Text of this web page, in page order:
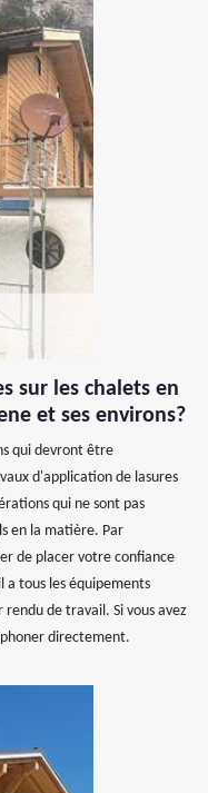
sur les chalets en
et ses environs?
qui devront être
d'application de lasures
qui ne sont pas
en la matière. Par
de placer votre confiance
a tous les équipements
de travail. Si vous avez
directement.